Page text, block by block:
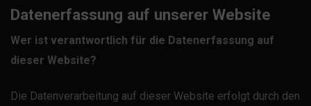
Datenerfassung auf unserer Website
Wer ist verantwortlich für die Datenerfassung auf
dieser Website?
Die Datenverarbeitung auf dieser Website erfolgt durch den